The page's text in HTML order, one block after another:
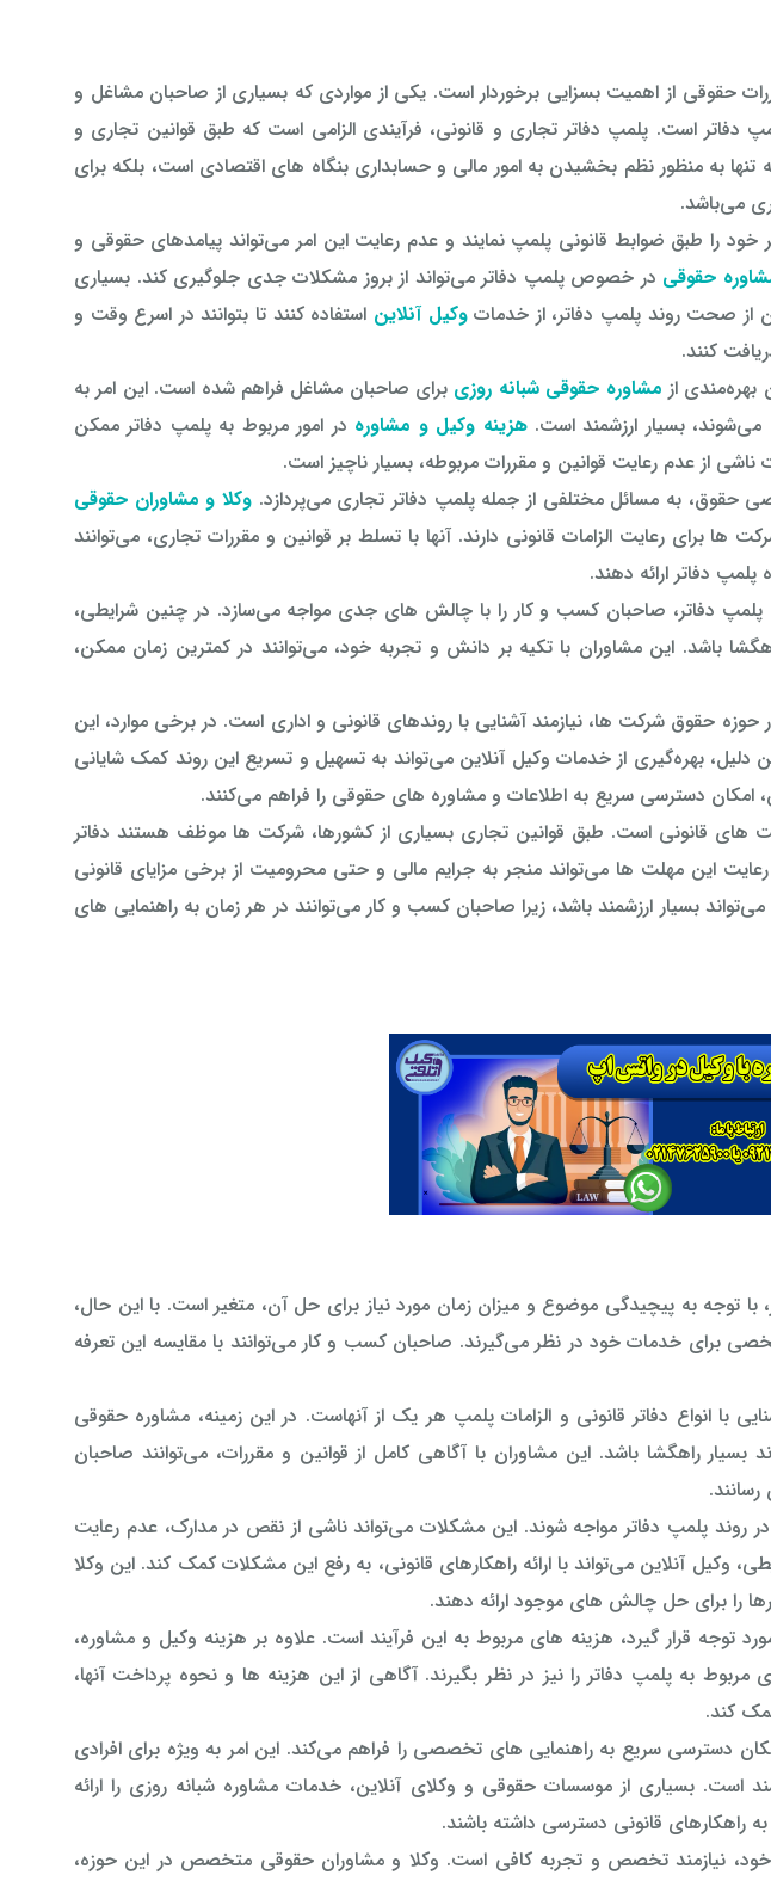
حقوقی از اهمیت بسزایی برخوردار است. یکی از مواردی که بسیاری از صاحبان مشاغل و
دفاتر است. پلمپ دفاتر تجاری و قانونی، فرآیندی الزامی است که طبق قوانین تجاری و
تنها به منظور نظم بخشیدن به امور مالی و حسابداری بنگاه های اقتصادی است، بلکه برای
می‌باشد.
را طبق ضوابط قانونی پلمپ نمایند و عدم رعایت این امر می‌تواند پیامدهای حقوقی و
حقوقی در خصوص پلمپ دفاتر می‌تواند از بروز مشکلات جدی جلوگیری کند. بسیاری
از صحت روند پلمپ دفاتر، از خدماتوکیل آنلاین استفاده کنند تا بتوانند در اسرع وقت و
کنند.
بهره‌مندی از مشاوره حقوقی شبانه روزی برای صاحبان مشاغل فراهم شده است. این امر به
می‌شوند، بسیار ارزشمند است.هزینه وکیل و مشاوره در امور مربوط به پلمپ دفاتر ممکن
ناشی از عدم رعایت قوانین و مقررات مربوطه، بسیار ناچیز است.
به مسائل مختلفی از جمله پلمپ دفاتر تجاری می‌پردازد. وکلا و مشاوران حقوقی
برای رعایت الزامات قانونی دارند. آنها با تسلط بر قوانین و مقررات تجاری، می‌توانند
دفاتر ارائه دهند.
پلمپ دفاتر، صاحبان کسب و کار را با چالش های جدی مواجه می‌سازد. در چنین شرایطی،
باشد. این مشاوران با تکیه بر دانش و تجربه خود، می‌توانند در کمترین زمان ممکن،
حوزه حقوق شرکت ها، نیازمند آشنایی با روندهای قانونی و اداری است. در برخی موارد، این
بهره‌گیری از خدمات وکیل آنلاین می‌تواند به تسهیل و تسریع این روند کمک شایانی
امکان دسترسی سریع به اطلاعات و مشاوره های حقوقی را فراهم می‌کنند.
های قانونی است. طبق قوانین تجاری بسیاری از کشورها، شرکت ها موظف هستند دفاتر
این مهلت ها می‌تواند منجر به جرایم مالی و حتی محرومیت از برخی مزایای قانونی
بسیار ارزشمند باشد، زیرا صاحبان کسب و کار می‌توانند در هر زمان به راهنمایی های
با توجه به پیچیدگی موضوع و میزان زمان مورد نیاز برای حل آن، متغیر است. با این حال،
برای خدمات خود در نظر می‌گیرند. صاحبان کسب و کار می‌توانند با مقایسه این تعرفه
با انواع دفاتر قانونی و الزامات پلمپ هر یک از آنهاست. در این زمینه، مشاوره حقوقی
راهگشا باشد. این مشاوران با آگاهی کامل از قوانین و مقررات، می‌توانند صاحبان
پلمپ دفاتر مواجه شوند. این مشکلات می‌تواند ناشی از نقص در مدارک، عدم رعایت
وکیل آنلاین می‌تواند با ارائه راهکارهای قانونی، به رفع این مشکلات کمک کند. این وکلا
را برای حل چالش های موجود ارائه دهند.
توجه قرار گیرد، هزینه های مربوط به این فرآیند است. علاوه بر هزینه وکیل و مشاوره،
به پلمپ دفاتر را نیز در نظر بگیرند. آگاهی از این هزینه ها و نحوه پرداخت آنها،
کند.
دسترسی سریع به راهنمایی های تخصصی را فراهم می‌کند. این امر به ویژه برای افرادی
است. بسیاری از موسسات حقوقی و وکلای آنلاین، خدمات مشاوره شبانه روزی را ارائه
راهکارهای قانونی دسترسی داشته باشند.
نیازمند تخصص و تجربه کافی است. وکلا و مشاوران حقوقی متخصص در این حوزه،